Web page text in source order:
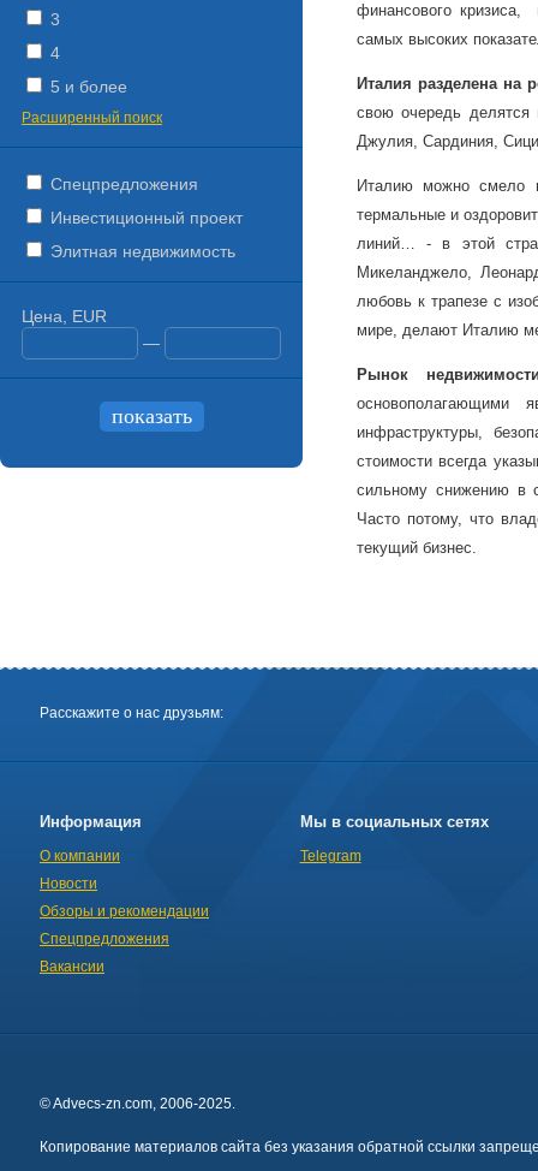
финансового
самых высоких
Италия разделена на
свою очередь делятся
Джулия, Сардиния,
Италию можно смело
термальные и
линий… - в этой
Микеланджело,
любовь к трапезе с
мире, делают Италию
Рынок
основополагающими
инфраструктуры,
стоимости всегда
сильному снижению в
Часто потому, что
текущий бизнес.
3
4
5 и более
Расширенный поиск
Спецпредложения
Инвестиционный проект
Элитная недвижимость
Цена, EUR
—
Расскажите о нас друзьям:
Информация
О компании
Новости
Обзоры и рекомендации
Спецпредложения
Вакансии
Мы в социальных сетях
Telegram
© Advecs-zn.com, 2006-2025.
Копирование материалов сайта без указания обратной ссылки